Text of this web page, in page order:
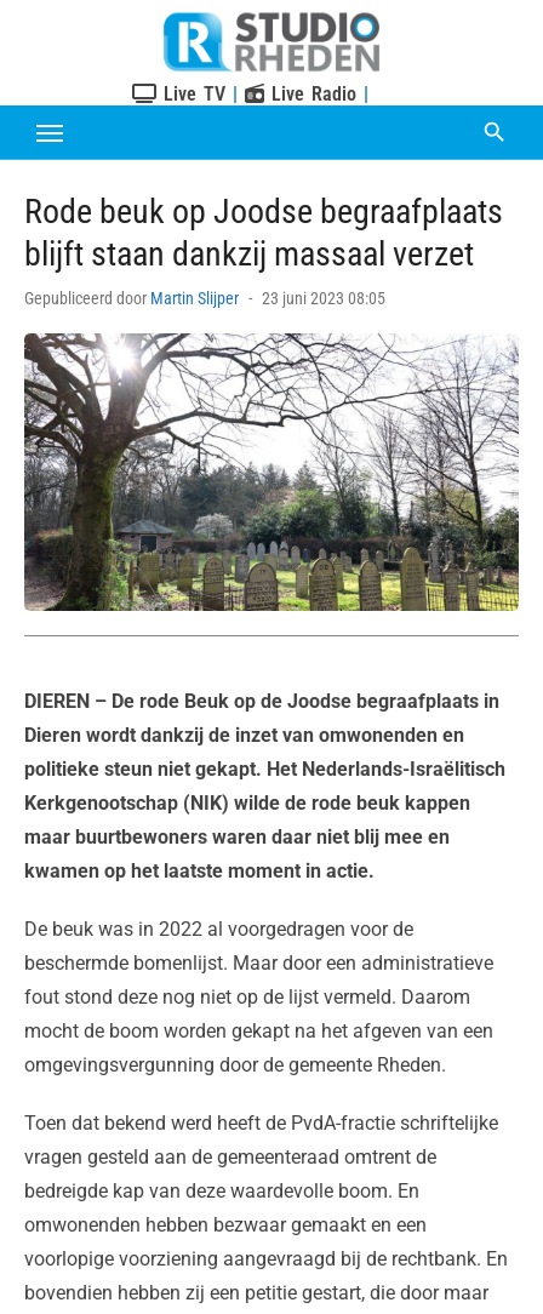
Live TV | Live Radio |
Rode beuk op Joodse begraafplaats
blijft staan dankzij massaal verzet
Gepubliceerd door Martin Slijper
Posted
23 juni 2023 08:05
DIEREN – De rode Beuk op de Joodse begraafplaats in
Dieren wordt dankzij de inzet van omwonenden en
politieke steun niet gekapt. Het Nederlands-Israëlitisch
Kerkgenootschap (NIK) wilde de rode beuk kappen
maar buurtbewoners waren daar niet blij mee en
kwamen op het laatste moment in actie.
De beuk was in 2022 al voorgedragen voor de
beschermde bomenlijst. Maar door een administratieve
fout stond deze nog niet op de lijst vermeld. Daarom
mocht de boom worden gekapt na het afgeven van een
omgevingsvergunning door de gemeente Rheden.
Toen dat bekend werd heeft de PvdA-fractie schriftelijke
vragen gesteld aan de gemeenteraad omtrent de
bedreigde kap van deze waardevolle boom. En
omwonenden hebben bezwaar gemaakt en een
voorlopige voorziening aangevraagd bij de rechtbank. En
bovendien hebben zij een petitie gestart, die door maar